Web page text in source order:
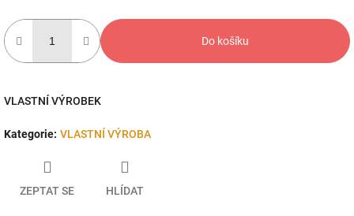
Do košíku
VLASTNÍ VÝROBEK
Kategorie: VLASTNÍ VÝROBA
ZEPTAT SE HLÍDAT